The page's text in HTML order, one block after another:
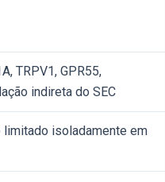
TRPV1, GPR55,
indireta do SEC
limitado isoladamente em